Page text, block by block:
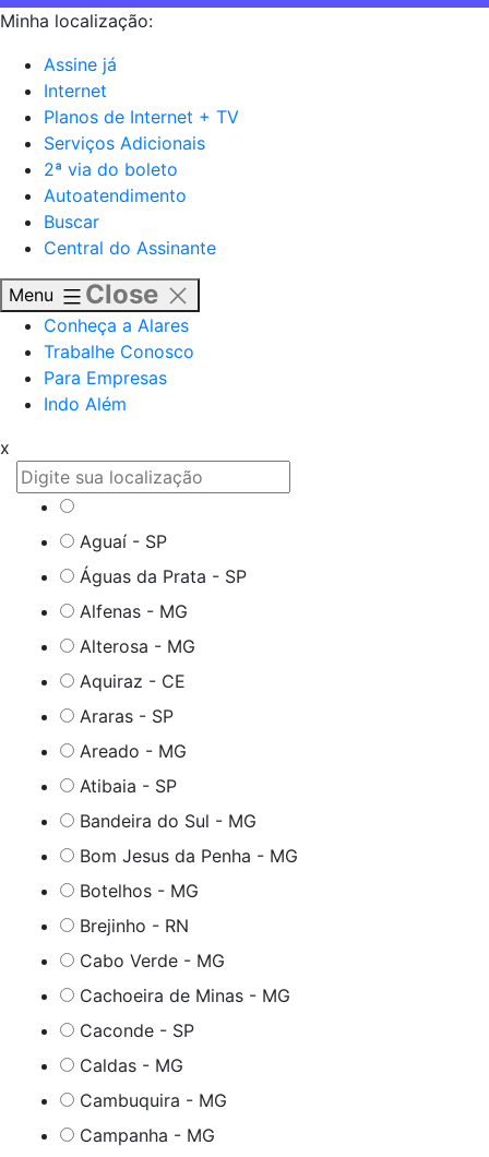
Minha localização:
Assine já
Internet
Planos de Internet + TV
Serviços Adicionais
2ª via do boleto
Autoatendimento
Buscar
Central do Assinante
Menu Close
Conheça a Alares
Trabalhe Conosco
Para Empresas
Indo Além
x
Aguaí - SP
Águas da Prata - SP
Alfenas - MG
Alterosa - MG
Aquiraz - CE
Araras - SP
Areado - MG
Atibaia - SP
Bandeira do Sul - MG
Bom Jesus da Penha - MG
Botelhos - MG
Brejinho - RN
Cabo Verde - MG
Cachoeira de Minas - MG
Caconde - SP
Caldas - MG
Cambuquira - MG
Campanha - MG